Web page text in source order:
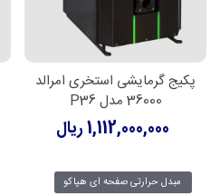
پکیج گرمایشی استخری امرالد
36000 مدل P36
1,112,000,000 ریال
مبدل حرارتی صفحه ای هپاکو